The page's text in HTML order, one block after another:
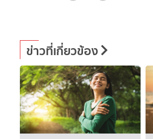
ข่าวที่เกี่ยวข้อง